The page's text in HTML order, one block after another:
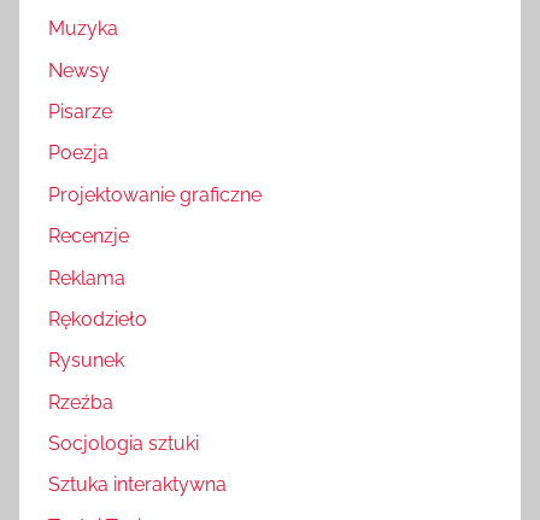
Muzyka
Newsy
Pisarze
Poezja
Projektowanie graficzne
Recenzje
Reklama
Rękodzieło
Rysunek
Rzeźba
Socjologia sztuki
Sztuka interaktywna